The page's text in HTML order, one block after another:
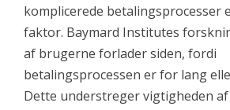
komplicerede betalingsprocesser
faktor. Baymard Institutes
af brugerne forlader siden, fordi
betalingsprocessen er for lang
Dette understreger vigtigheden